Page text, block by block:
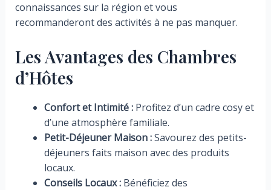
connaissances sur la région et vous
recommanderont des activités à ne pas manquer.
Les Avantages des Chambres
d’Hôtes
Confort et Intimité :Profitez d’un cadre cosy et
d’une atmosphère familiale.
Petit-Déjeuner Maison :Savourez des petits-
déjeuners faits maison avec des produits
locaux.
Conseils Locaux :Bénéficiez des